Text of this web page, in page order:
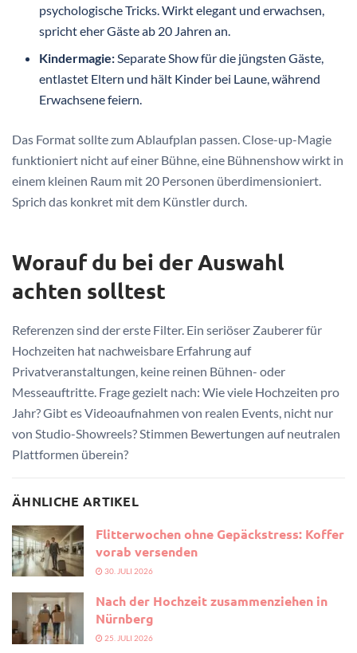
psychologische Tricks. Wirkt elegant und erwachsen,
spricht eher Gäste ab 20 Jahren an.
Kindermagie:Separate Show für die jüngsten Gäste,
entlastet Eltern und hält Kinder bei Laune, während
Erwachsene feiern.
Das Format sollte zum Ablaufplan passen. Close-up-Magie
funktioniert nicht auf einer Bühne, eine Bühnenshow wirkt in
einem kleinen Raum mit 20 Personen überdimensioniert.
Sprich das konkret mit dem Künstler durch.
Worauf du bei der Auswahl
achten solltest
Referenzen sind der erste Filter. Ein seriöser Zauberer für
Hochzeiten hat nachweisbare Erfahrung auf
Privatveranstaltungen, keine reinen Bühnen- oder
Messeauftritte. Frage gezielt nach: Wie viele Hochzeiten pro
Jahr? Gibt es Videoaufnahmen von realen Events, nicht nur
von Studio-Showreels? Stimmen Bewertungen auf neutralen
Plattformen überein?
ÄHNLICHE ARTIKEL
Flitterwochen ohne Gepäckstress: Koffer
vorab versenden
30. JULI 2026
Nach der Hochzeit zusammenziehen in
Nürnberg
25. JULI 2026